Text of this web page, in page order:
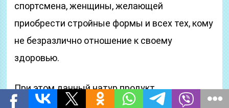
спортсмена, женщины, желающей
приобрести стройные формы и всех тех, кому
не безразлично отношение к своему
здоровью.
При этом данный натур продукт
используется широко для: